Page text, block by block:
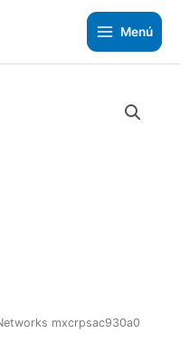
Menú
mxcrpsac930a0